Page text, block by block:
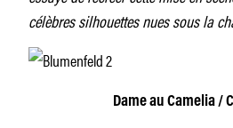
célèbres silhouettes nues sous la
Dame au Camelia /